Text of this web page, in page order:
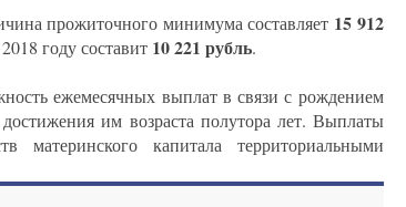
прожиточного минимума составляет 15 912
году составит 10 221 рубль.
ежемесячных выплат в связи с рождением
им возраста полутора лет. Выплаты
материнского капитала территориальными